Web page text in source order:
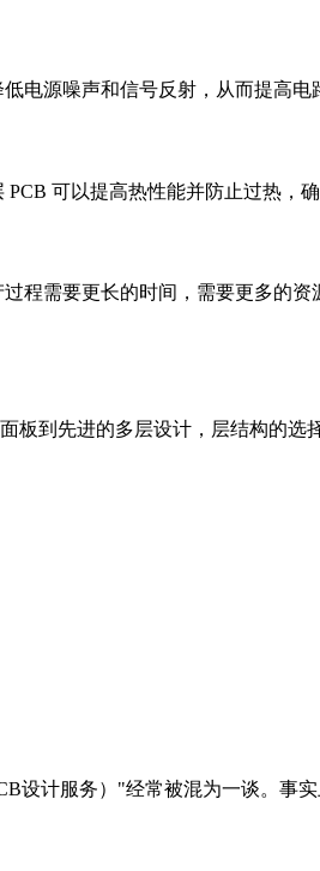
电源噪声和信号反射，从而提高电
可以提高热性能并防止过热，
程需要更长的时间，需要更多的
到先进的多层设计，层结构的选
设计服务）"经常被混为一谈。